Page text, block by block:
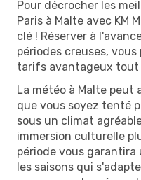
Pour décrocher les
Paris à Malte avec KM
clé ! Réserver à
périodes creuses,
tarifs avantageux tout
La météo à Malte peut
que vous soyez tenté
sous un climat
immersion culturelle
période vous
les saisons qui